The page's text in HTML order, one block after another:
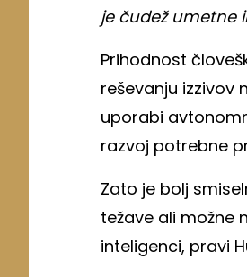
je čudež umetne
Prihodnost
reševanju izzivov
uporabi
razvoj potrebne
Zato je bolj
težave ali možne
inteligenci, pravi